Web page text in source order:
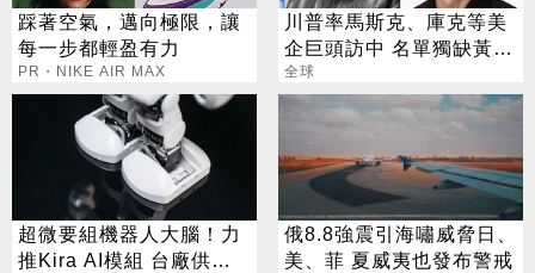
踩著空氣，邁向極限，讓
每一步都輕盈有力
PR・NIKE AIR MAX
川普率馬斯克、庫克等美
企巨頭訪中 名單獨缺黃仁
勳
全球
超微要組機器人大腦！力
推Kira AI模組 台廠供應
俄8.8強震引海嘯威脅日、
美、菲 夏威夷也發布警戒